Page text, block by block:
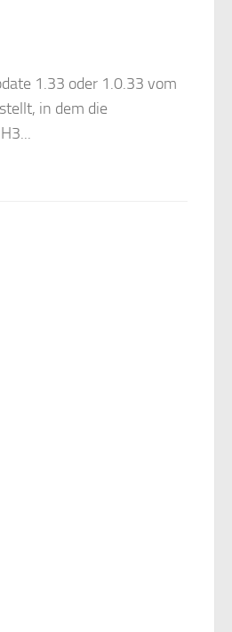
1.33 oder 1.0.33 vom
in dem die